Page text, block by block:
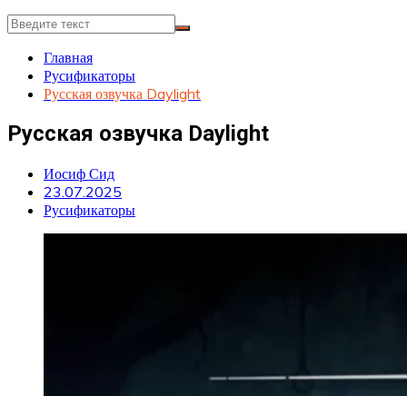
Главная
Русификаторы
Русская озвучка Daylight
Русская озвучка Daylight
Иосиф Сид
23.07.2025
Русификаторы